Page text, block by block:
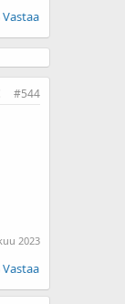
Vastaa
#544
2023
Vastaa